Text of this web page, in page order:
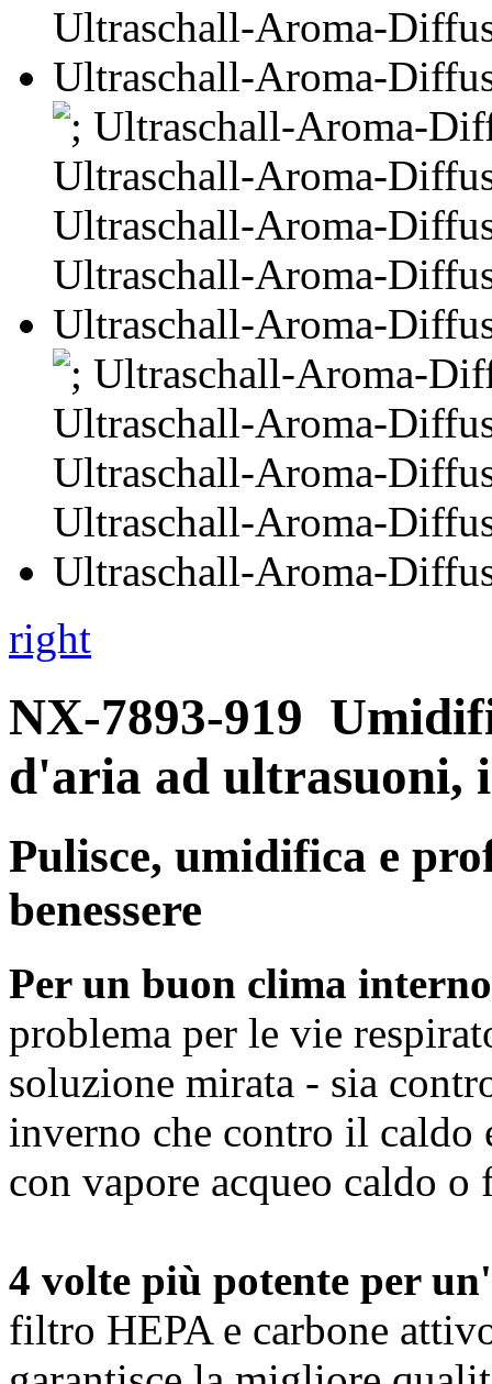
right
NX-7893-919
d'aria ad ultrasuoni,
Pulisce, umidifica e
benessere
Per un buon clima
problema per le vie
soluzione mirata - sia
inverno che contro il caldo
con vapore acqueo caldo o
4 volte più potente per
filtro HEPA e carbone